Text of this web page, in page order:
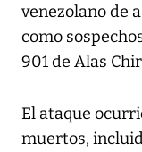
venezolano de
como
901 de Alas
El ataque
muertos,